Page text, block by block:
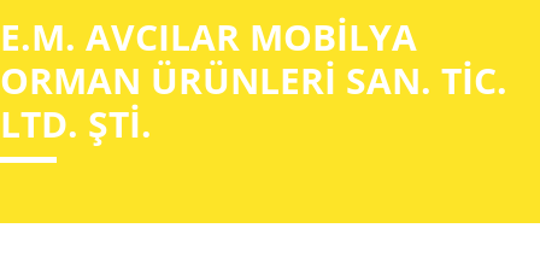
E.M. AVCILAR MOBİLYA
ORMAN ÜRÜNLERİ SAN. TİC.
LTD. ŞTİ.